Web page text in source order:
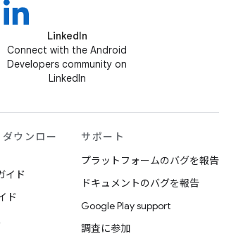
LinkedIn
Connect with the Android
Developers community on
LinkedIn
ウンロー
イド
ド
サポート
プラットフォームのバグを報告
ドキュメントのバグを報告
Google Play support
調査に参加